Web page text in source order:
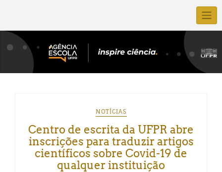
NOTÍCIAS
Centro de escrita da UFPR abre
inscrições para traduzir artigos
científicos sobre Covid-19 de
qualquer instituição